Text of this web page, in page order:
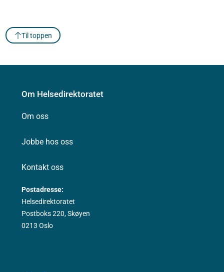
Til toppen
Om Helsedirektoratet
Om oss
Jobbe hos oss
Kontakt oss
Postadresse:
Helsedirektoratet
Postboks 220, Skøyen
0213 Oslo